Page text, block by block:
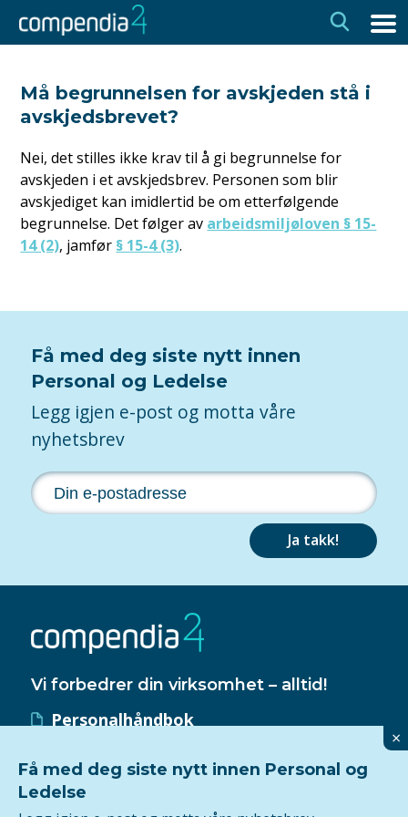
Må begrunnelsen for avskjeden stå i
avskjedsbrevet?
Nei, det stilles ikke krav til å gi begrunnelse for
avskjeden i et avskjedsbrev. Personen som blir
avskjediget kan imidlertid be om etterfølgende
begrunnelse. Det følger av arbeidsmiljøloven § 15-
14 (2), jamfør § 15-4 (3).
Få med deg siste nytt innen
Personal og Ledelse
Legg igjen e-post og motta våre
nyhetsbrev
Ja takk!
Vi forbedrer din virksomhet – alltid!
Personalhåndbok
Kvalitetssystem
ISO 9001-sertifisering
×
Få med deg siste nytt innen Personal og
Ledelse